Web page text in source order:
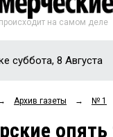
на самом деле
суббота, 8 Августа
Архив газеты → № 1